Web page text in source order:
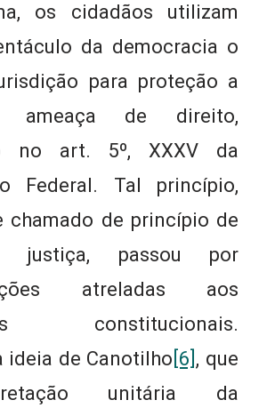
os cidadãos utilizam
da democracia o
para proteção a
ameaça de direito,
no art. 5º, XXXV da
Federal. Tal princípio,
chamado de princípio de
justiça, passou por
atreladas aos
constitucionais.
ideia de Canotilho [6] , que
unitária da